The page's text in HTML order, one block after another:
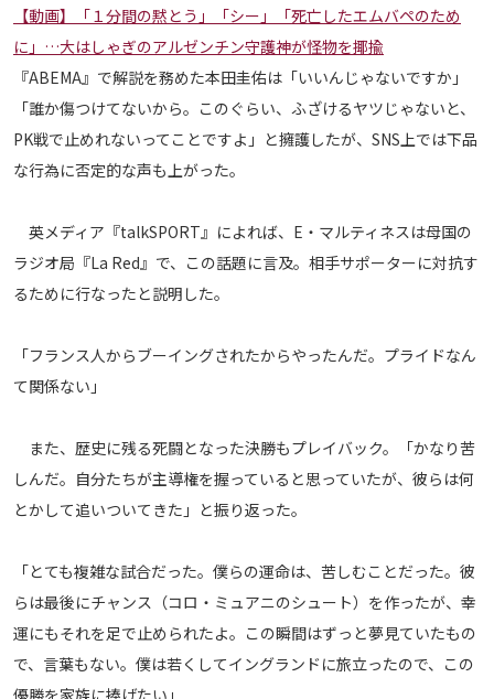
運営会社
ご利用にあたって
プライバシーポリシー
お問い合わせ
Share
© AbemaTV. Inc. All Rights Reserved.
【動画】「１分間の黙とう」「シー」「死亡したエムバペのため
に」…大はしゃぎのアルゼンチン守護神が怪物を揶揄
『ABEMA』で解説を務めた本田圭佑は「いいんじゃないですか」
「誰か傷つけてないから。このぐらい、ふざけるヤツじゃないと、
PK戦で止めれないってことですよ」と擁護したが、SNS上では下品
な行為に否定的な声も上がった。
英メディア『talkSPORT』によれば、E・マルティネスは母国の
ラジオ局『La Red』で、この話題に言及。相手サポーターに対抗す
るために行なったと説明した。
「フランス人からブーイングされたからやったんだ。プライドなん
て関係ない」
また、歴史に残る死闘となった決勝もプレイバック。「かなり苦
しんだ。自分たちが主導権を握っていると思っていたが、彼らは何
とかして追いついてきた」と振り返った。
「とても複雑な試合だった。僕らの運命は、苦しむことだった。彼
らは最後にチャンス（コロ・ミュアニのシュート）を作ったが、幸
運にもそれを足で止められたよ。この瞬間はずっと夢見ていたもの
で、言葉もない。僕は若くしてイングランドに旅立ったので、この
優勝を家族に捧げたい」